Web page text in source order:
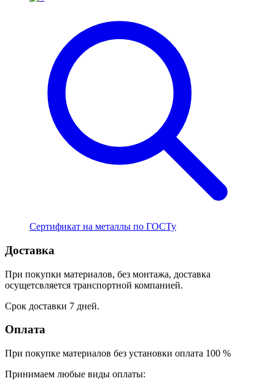
Сертификат на металлы по ГОСТу
Доставка
При покупки материалов, без монтажа, доставка
осущетсвляется транспортной компанией.
Срок доставки 7 дней.
Оплата
При покупке материалов без установки оплата 100 %
Принимаем любые виды оплаты: